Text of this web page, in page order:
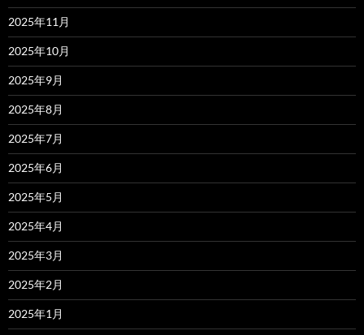
2025年11月
2025年10月
2025年9月
2025年8月
2025年7月
2025年6月
2025年5月
2025年4月
2025年3月
2025年2月
2025年1月